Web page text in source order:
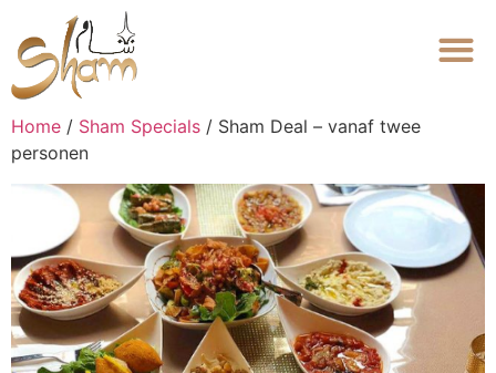
Home / Sham Specials / Sham Deal – vanaf twee
personen